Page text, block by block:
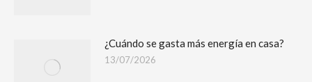
¿Cuándo se gasta más energía en casa?
13/07/2026